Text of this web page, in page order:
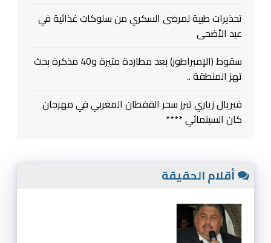
تحذيرات طبية لمرضى السكري من سلوكات غذائية في
عيد الأضحى
سقوط (الإمبراطور) بعد مطاردة متيرة و40 مذكرة بحث
تهز المنطقة ..
فيريال زياري تبرز سحر القفطان المغربي في مهرجان
كان السينمائي ****
أقلام الحقيقة